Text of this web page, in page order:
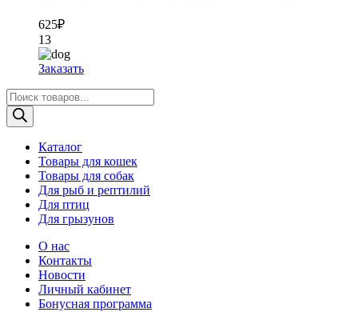
625₽
13
Заказать
Поиск
товаров
Каталог
Товары для кошек
Товары для собак
Для рыб и рептилий
Для птиц
Для грызунов
О нас
Контакты
Новости
Личный кабинет
Бонусная программа